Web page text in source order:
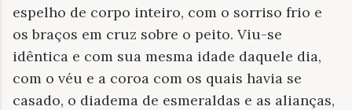
espelho de corpo inteiro, com o sorriso frio e
os braços em cruz sobre o peito. Viu-se
idêntica e com sua mesma idade daquele dia,
com o véu e a coroa com os quais havia se
casado, o diadema de esmeraldas e as alianças,